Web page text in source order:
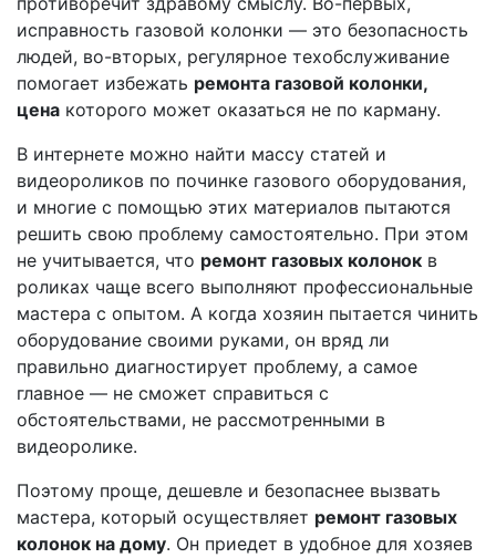
исправность газовой колонки — это безопасность
людей, во-вторых, регулярное техобслуживание
помогает избежать ремонта газовой колонки,
цена которого может оказаться не по карману.
В интернете можно найти массу статей и
видеороликов по починке газового оборудования,
и многие с помощью этих материалов пытаются
решить свою проблему самостоятельно. При этом
не учитывается, что ремонт газовых колонок в
роликах чаще всего выполняют профессиональные
мастера с опытом. А когда хозяин пытается чинить
оборудование своими руками, он вряд ли
правильно диагностирует проблему, а самое
главное — не сможет справиться с
обстоятельствами, не рассмотренными в
видеоролике.
Поэтому проще, дешевле и безопаснее вызвать
мастера, который осуществляет ремонт газовых
колонок на дому. Он приедет в удобное для хозяев